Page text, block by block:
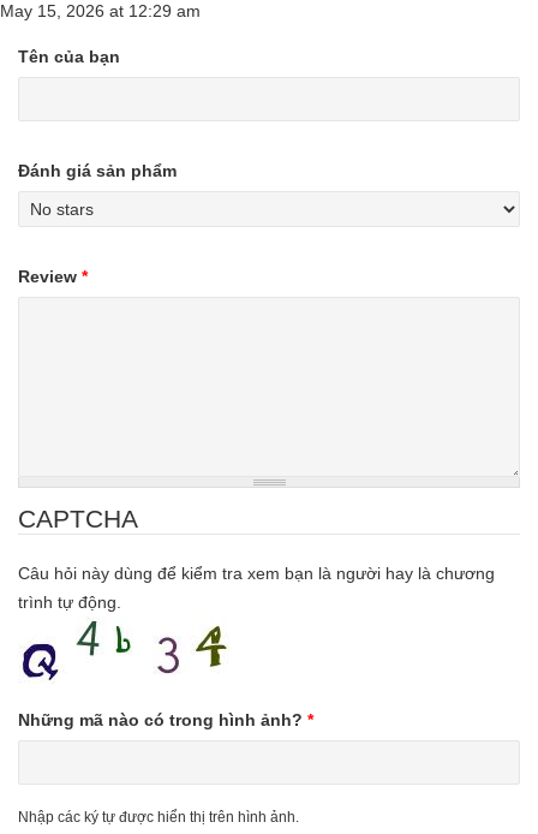
May 15, 2026 at 12:29 am
Tên của bạn
Đánh giá sản phẩm
Review *
CAPTCHA
Câu hỏi này dùng để kiểm tra xem bạn là người hay là chương
trình tự động.
Những mã nào có trong hình ảnh? *
Nhập các ký tự được hiển thị trên hình ảnh.